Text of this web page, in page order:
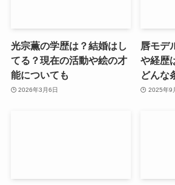
光宗薫の学歴は？結婚はし
てる？現在の活動や絵の才
能についても
2026年3月6日
唇モデ
や経歴
どんな
2025年9